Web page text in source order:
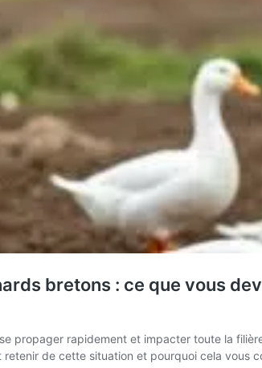
bretons : ce que vous
propager rapidement et impacter toute la
de cette situation et pourquoi cela vous